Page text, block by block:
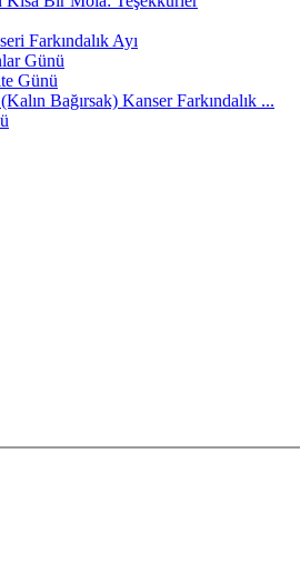
Farkındalık Ayı
Günü
Günü
Bağırsak) Kanser Farkındalık ...